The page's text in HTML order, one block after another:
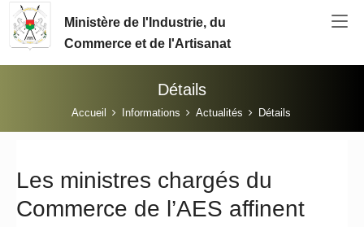
Aller au contenu principal
Ministère de l'Industrie, du
Commerce et de l'Artisanat
Détails
Vous êtes ici:Accueil Informations Actualités Détails
Les ministres chargés du
Commerce de l’AES affinent